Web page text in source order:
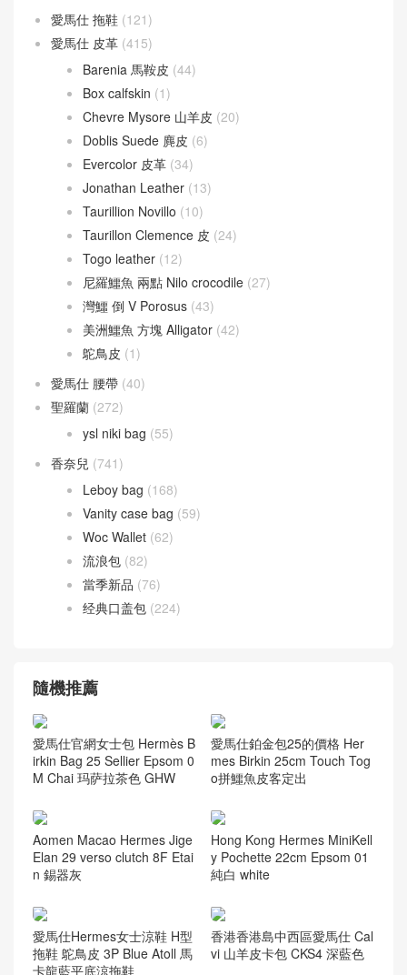
愛馬仕 拖鞋 (121)
愛馬仕 皮革 (415)
Barenia 馬鞍皮 (44)
Box calfskin (1)
Chevre Mysore 山羊皮 (20)
Doblis Suede 麂皮 (6)
Evercolor 皮革 (34)
Jonathan Leather (13)
Taurillion Novillo (10)
Taurillon Clemence 皮 (24)
Togo leather (12)
尼羅鱷魚 兩點 Nilo crocodile (27)
灣鱷 倒 V Porosus (43)
美洲鱷魚 方塊 Alligator (42)
鴕鳥皮 (1)
愛馬仕 腰帶 (40)
聖羅蘭 (272)
ysl niki bag (55)
香奈兒 (741)
Leboy bag (168)
Vanity case bag (59)
Woc Wallet (62)
流浪包 (82)
當季新品 (76)
经典口盖包 (224)
隨機推薦
愛馬仕官網女士包 Hermès B
irkin Bag 25 Sellier Epsom 0
M Chai 玛萨拉茶色 GHW
愛馬仕鉑金包25的價格 Her
mes Birkin 25cm Touch Tog
o拼鱷魚皮客定出
Aomen Macao Hermes Jige
Elan 29 verso clutch 8F Etai
n 錫器灰
Hong Kong Hermes MiniKell
y Pochette 22cm Epsom 01
純白 white
愛馬仕Hermes女士涼鞋 H型
拖鞋 鴕鳥皮 3P Blue Atoll 馬
卡龍藍平底涼拖鞋
香港香港島中西區愛馬仕 Cal
vi 山羊皮卡包 CKS4 深藍色